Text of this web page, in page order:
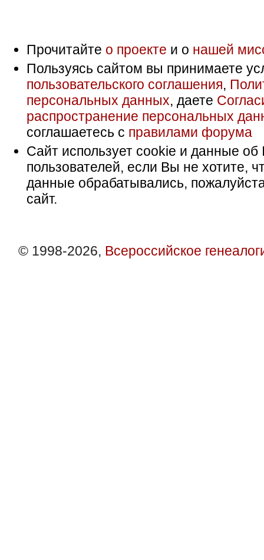
Прочитайте о проекте и о нашей
Пользуясь сайтом вы принимаете
пользовательского соглашения,
персональных данных, даете
распространение персональных
соглашаетесь с правилами форума
Сайт использует cookie и данные об
пользователей, если Вы не хотите,
данные обрабатывались,
сайт.
© 1998-2026, Всероссийское